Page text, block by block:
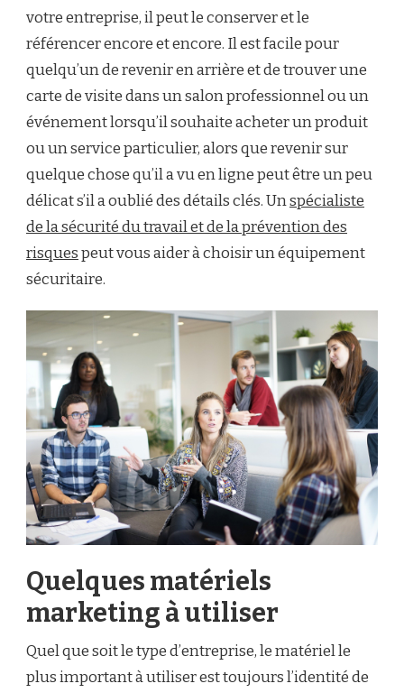
votre entreprise, il peut le conserver et le
référencer encore et encore. Il est facile pour
quelqu’un de revenir en arrière et de trouver une
carte de visite dans un salon professionnel ou un
événement lorsqu’il souhaite acheter un produit
ou un service particulier, alors que revenir sur
quelque chose qu’il a vu en ligne peut être un peu
délicat s’il a oublié des détails clés. Unspécialiste
de la sécurité du travail et de la prévention des
risquespeut vous aider à choisir un équipement
sécuritaire.
Quelques matériels
marketing à utiliser
Quel que soit le type d’entreprise, le matériel le
plus important à utiliser est toujours l’identité de